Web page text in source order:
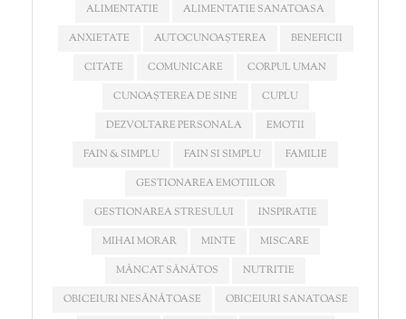
ALIMENTATIE
ALIMENTATIE SANATOASA
ANXIETATE
AUTOCUNOAȘTEREA
BENEFICII
CITATE
COMUNICARE
CORPUL UMAN
CUNOAȘTEREA DE SINE
CUPLU
DEZVOLTARE PERSONALA
EMOTII
FAIN & SIMPLU
FAIN SI SIMPLU
FAMILIE
GESTIONAREA EMOTIILOR
GESTIONAREA STRESULUI
INSPIRATIE
MIHAI MORAR
MINTE
MISCARE
MÂNCAT SĂNĂTOS
NUTRITIE
OBICEIURI NESĂNĂTOASE
OBICEIURI SANATOASE